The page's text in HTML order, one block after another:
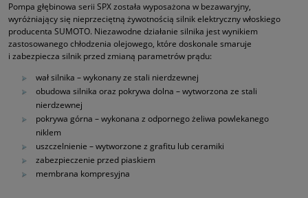
Pompa głębinowa serii SPX została wyposażona w bezawaryjny,
wyróżniający się nieprzeciętną żywotnością silnik elektryczny włoskiego
producenta SUMOTO. Niezawodne działanie silnika jest wynikiem
zastosowanego chłodzenia olejowego, które doskonale smaruje
i zabezpiecza silnik przed zmianą parametrów prądu:
wał silnika – wykonany ze stali nierdzewnej
obudowa silnika oraz pokrywa dolna – wytworzona ze stali
nierdzewnej
pokrywa górna – wykonana z odpornego żeliwa powlekanego
niklem
uszczelnienie – wytworzone z grafitu lub ceramiki
zabezpieczenie przed piaskiem
membrana kompresyjna